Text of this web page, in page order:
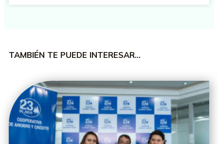
TAMBIÉN TE PUEDE INTERESAR…